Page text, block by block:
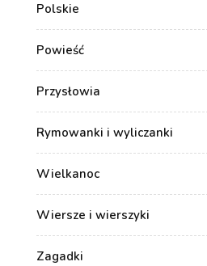
Polskie
Powieść
Przysłowia
Rymowanki i wyliczanki
Wielkanoc
Wiersze i wierszyki
Zagadki